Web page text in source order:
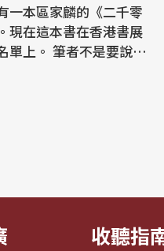
一本區家麟的《二千零
現在這本書在香港書展
者不是要說這
，或者區家麟有多偉
收聽指